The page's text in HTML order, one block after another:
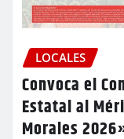
LOCALES
Convoca el
Estatal al
Morales